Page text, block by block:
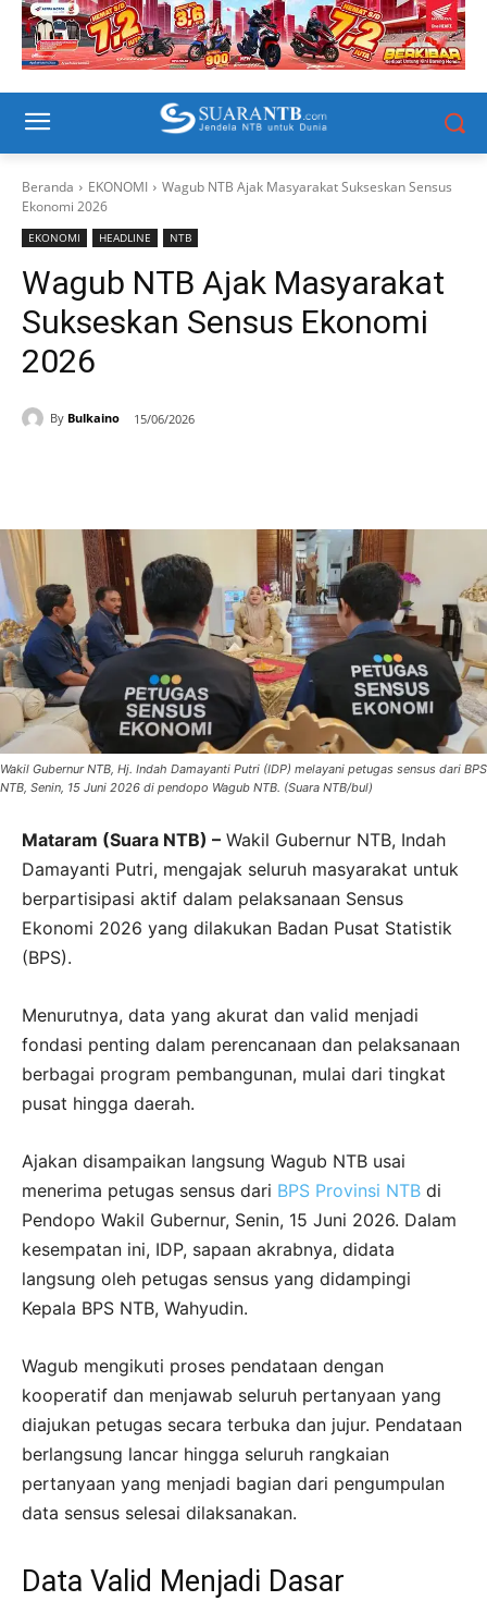
Beranda EKONOMI
Wagub NTB Ajak Masyarakat Sukseskan Sensus
Ekonomi 2026
EKONOMI HEADLINE NTB
Wagub NTB Ajak Masyarakat
Sukseskan Sensus Ekonomi
2026
By Bulkaino 15/06/2026
Wakil Gubernur NTB, Hj. Indah Damayanti Putri (IDP) melayani petugas sensus dari BPS
NTB, Senin, 15 Juni 2026 di pendopo Wagub NTB. (Suara NTB/bul)
Mataram (Suara NTB) – Wakil Gubernur NTB, Indah
Damayanti Putri, mengajak seluruh masyarakat untuk
berpartisipasi aktif dalam pelaksanaan Sensus
Ekonomi 2026 yang dilakukan Badan Pusat Statistik
(BPS).
Menurutnya, data yang akurat dan valid menjadi
fondasi penting dalam perencanaan dan pelaksanaan
berbagai program pembangunan, mulai dari tingkat
pusat hingga daerah.
Ajakan disampaikan langsung Wagub NTB usai
menerima petugas sensus dari BPS Provinsi NTB di
Pendopo Wakil Gubernur, Senin, 15 Juni 2026. Dalam
kesempatan ini, IDP, sapaan akrabnya, didata
langsung oleh petugas sensus yang didampingi
Kepala BPS NTB, Wahyudin.
Wagub mengikuti proses pendataan dengan
kooperatif dan menjawab seluruh pertanyaan yang
diajukan petugas secara terbuka dan jujur. Pendataan
berlangsung lancar hingga seluruh rangkaian
pertanyaan yang menjadi bagian dari pengumpulan
data sensus selesai dilaksanakan.
Data Valid Menjadi Dasar